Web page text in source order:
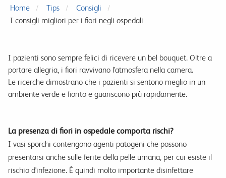
Home Tips
Consigli
I consigli migliori per i fiori negli ospedali
I pazienti sono sempre felici di ricevere un bel bouquet. Oltre a
portare allegria, i fiori ravvivano l'atmosfera nella camera.
Le ricerche dimostrano che i pazienti si sentono meglio in un
ambiente verde e fiorito e guariscono più rapidamente.
La presenza di fiori in ospedale comporta rischi?
I vasi sporchi contengono agenti patogeni che possono
presentarsi anche sulle ferite della pelle umana, per cui esiste il
rischio d'infezione. È quindi molto importante disinfettare